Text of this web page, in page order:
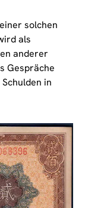
solchen
als
anderer
Gespräche
in